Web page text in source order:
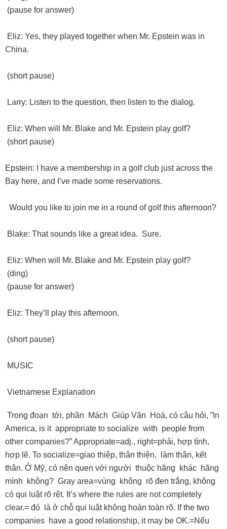
(pause for answer)
Eliz: Yes, they played together when Mr. Epstein was in
China.
(short pause)
Larry: Listen to the question, then listen to the dialog.
Eliz: When will Mr. Blake and Mr. Epstein play golf?
(short pause)
Epstein: I have a membership in a golf club just across the
Bay here, and I’ve made some reservations.
Would you like to join me in a round of golf this afternoon?
Blake: That sounds like a great idea. Sure.
Eliz: When will Mr. Blake and Mr. Epstein play golf?
(ding)
(pause for answer)
Eliz: They’ll play this afternoon.
(short pause)
MUSIC
Vietnamese Explanation
Trong đoạn tới, phần Mách Giúp Văn Hoá, có câu hỏi, ”In
America, is it appropriate to socialize with people from
other companies?” Appropriate=adj., right=phải, hợp tình,
hợp lẽ. To socialize=giao thiệp, thân thiện, làm thân, kết
thân. Ở Mỹ, có nên quen với người thuộc hãng khác hãng
mình không? Gray area=vùng không rõ đen trắng, không
có qui luật rõ rệt. It’s where the rules are not completely
clear.= đó là ở chỗ qui luật không hoàn toàn rõ. If the two
companies have a good relationship, it may be OK.=Nếu